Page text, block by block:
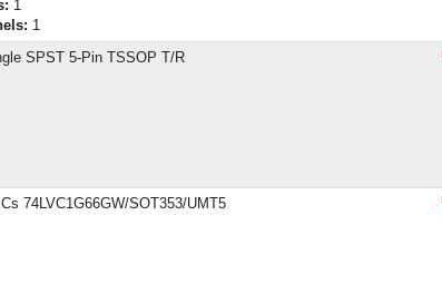
1
1
SPST 5-Pin TSSOP T/R
74LVC1G66GW/SOT353/UMT5